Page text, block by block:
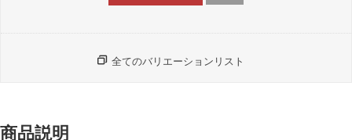
全てのバリエーションリスト
商品説明